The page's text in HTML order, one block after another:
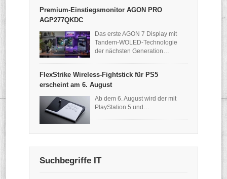
Premium-Einstiegsmonitor AGON PRO
AGP277QKDC
Das erste AGON 7 Display mit
Tandem-WOLED-Technologie
der nächsten Generation…
FlexStrike Wireless-Fightstick für PS5
erscheint am 6. August
Ab dem 6. August wird der mit
PlayStation 5 und…
Suchbegriffe IT